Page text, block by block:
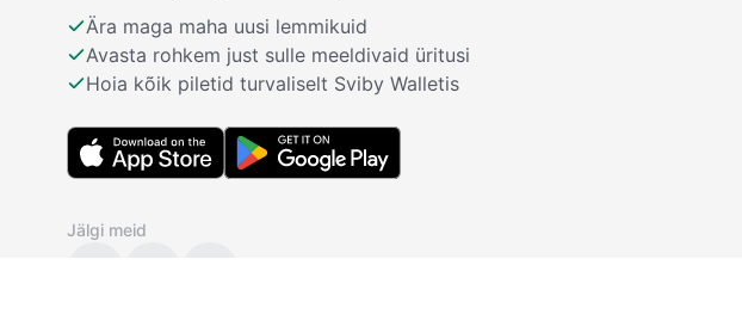
Ära maga maha uusi lemmikuid
Avasta rohkem just sulle meeldivaid üritusi
Hoia kõik piletid turvaliselt Sviby Walletis
Jälgi meid